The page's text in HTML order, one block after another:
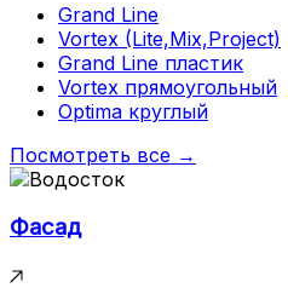
Grand Line
Vortex (Lite,Mix,Project)
Grand Line пластик
Vortex прямоугольный
Optima круглый
Посмотреть все →
Фасад